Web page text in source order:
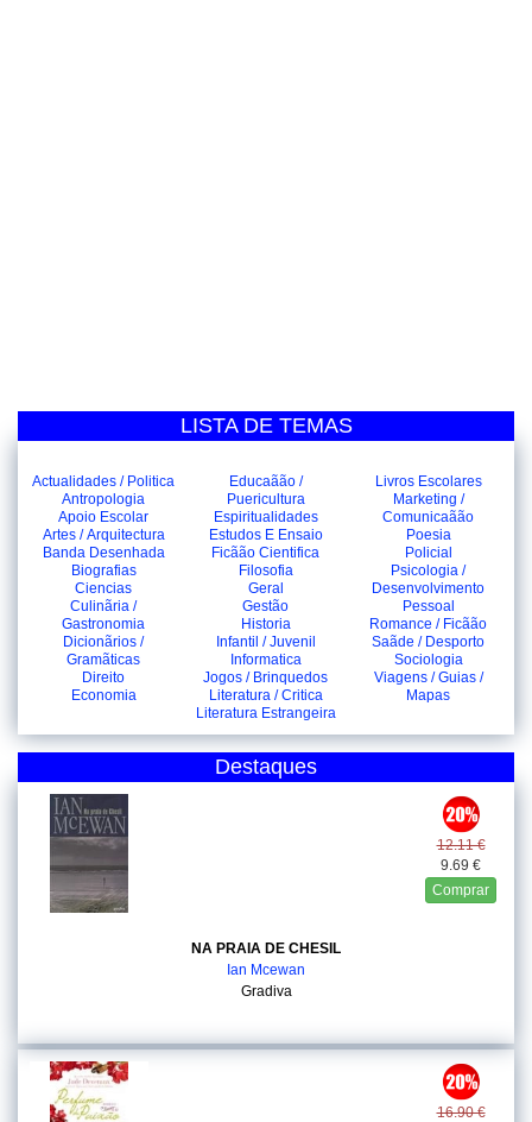
LISTA DE TEMAS
Actualidades / Politica
Antropologia
Apoio Escolar
Artes / Arquitectura
Banda Desenhada
Biografias
Ciencias
Culinãria /
Gastronomia
Dicionãrios /
Gramãticas
Direito
Economia
Educaãão /
Puericultura
Espiritualidades
Estudos E Ensaio
Ficãão Cientifica
Filosofia
Geral
Gestão
Historia
Infantil / Juvenil
Informatica
Jogos / Brinquedos
Literatura / Critica
Literatura Estrangeira
Livros Escolares
Marketing /
Comunicaãão
Poesia
Policial
Psicologia /
Desenvolvimento
Pessoal
Romance / Ficãão
Saãde / Desporto
Sociologia
Viagens / Guias /
Mapas
Destaques
12.11 €
9.69 €
Comprar
NA PRAIA DE CHESIL
Ian Mcewan
Gradiva
16.90 €